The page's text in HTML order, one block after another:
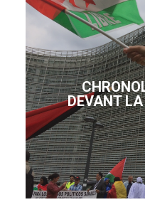
DEVANT